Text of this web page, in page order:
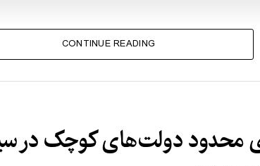
CONTINUE READING
محدود دولت‌های کوچک در